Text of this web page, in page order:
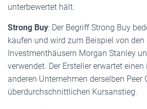
unterbewertet hält.
Strong Buy: Der Begriff Strong Buy
kaufen und wird zum Beispiel von den
Investmenthäusern Morgan Stanley
verwendet. Der Ersteller erwartet
anderen Unternehmen derselben Peer
überdurchschnittlichen Kursanstieg.